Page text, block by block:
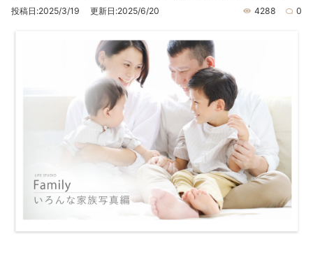
投稿日:2025/3/19 更新日:2025/6/20 4288 0